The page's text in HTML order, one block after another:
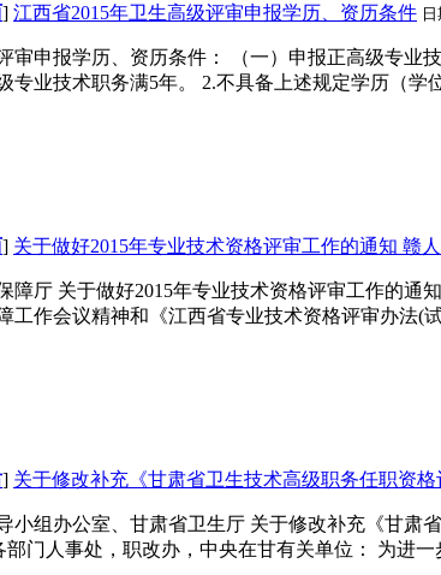
] 江西省2015年卫生高级评审申报学历、资历条件 日
审申报学历、资历条件： （一）申报正高级专
专业技术职务满5年。 2.不具备上述规定学历（学
] 关于做好2015年专业技术资格评审工作的通知 赣
障厅 关于做好2015年专业技术资格评审工作的通
工作会议精神和《江西省专业技术资格评审办法(
] 关于修改补充《甘肃省卫生技术高级职务任职资
小组办公室、甘肃省卫生厅 关于修改补充《甘肃
门人事处，职改办，中央在甘有关单位： 为进一